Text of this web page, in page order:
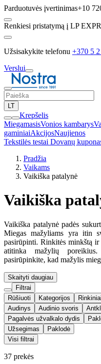
Parduotuvės įvertinimas+10
Renkiesi pristatymą į LP
Užsisakykite telefonu +370 5
Verslui
LT
Krepšelis
MiegamasisVonios kambarys
gaminiaiAkcijosNaujienos
Tekstilės testai Dovanų
Pradžia
Vaikams
Vaikiška patalynė
Vaikiška
Vaikiška patalynė padės
Miegas mažyliams yra itin
pasirūpinti. Rinkitės minkštą
atitinka mažylių
pasirūpinkite, kad mažylis
Skaityti daugiau
Filtrai
Rūšiuoti
Kategorijos Rinkiniai
Audinys
Audinio svoris
Pagalvės užvalkalo dydis
Užsegimas
Paklodė
Visi filtrai
37 prekės